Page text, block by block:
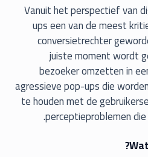
Vanuit het perspectief van
ups een van de meest
conversietrechter
juiste moment wordt
bezoeker omzetten in
agressieve pop-ups die
te houden met de
perceptieproblemen